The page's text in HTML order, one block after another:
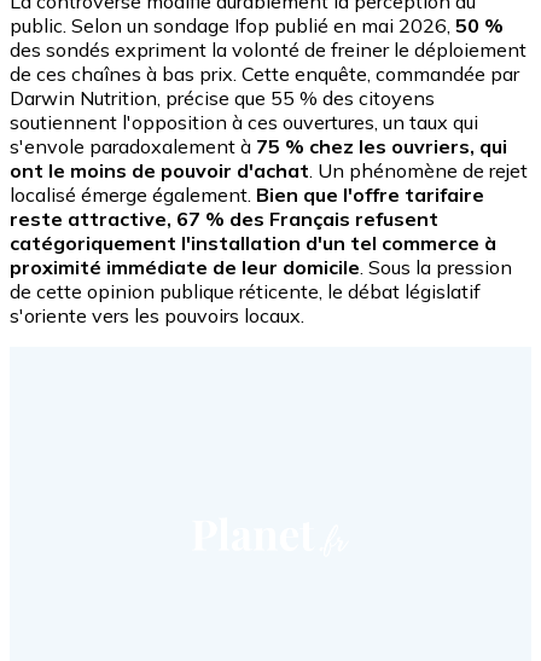
public. Selon un sondage Ifop publié en mai 2026, 50 %
des sondés expriment la volonté de freiner le déploiement
de ces chaînes à bas prix. Cette enquête, commandée par
Darwin Nutrition, précise que 55 % des citoyens
soutiennent l'opposition à ces ouvertures, un taux qui
s'envole paradoxalement à 75 % chez les ouvriers, qui
ont le moins de pouvoir d'achat. Un phénomène de rejet
localisé émerge également. Bien que l'offre tarifaire
reste attractive, 67 % des Français refusent
catégoriquement l'installation d'un tel commerce à
proximité immédiate de leur domicile. Sous la pression
de cette opinion publique réticente, le débat législatif
s'oriente vers les pouvoirs locaux.